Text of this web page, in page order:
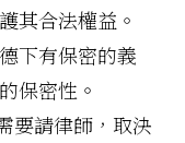
其合法權益。
下有保密的義
保密性。
要請律師，取決